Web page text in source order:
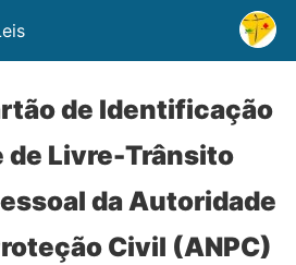
de Identificação
de Livre-Trânsito
da Autoridade
Civil (ANPC)